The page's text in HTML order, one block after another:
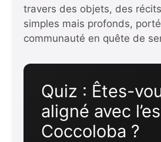
travers des objets, des
simples mais profonds,
communauté en quête de
Quiz : Êtes-
aligné avec
Coccoloba ?